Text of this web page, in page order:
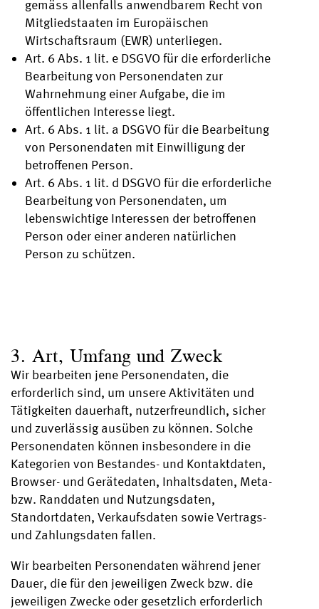
gemäss allenfalls anwendbarem Recht von
Mitgliedstaaten im Europäischen
Wirtschaftsraum (EWR) unterliegen.
Art. 6 Abs. 1 lit. e DSGVO für die erforderliche
Bearbeitung von Personendaten zur
Wahrnehmung einer Aufgabe, die im
öffentlichen Interesse liegt.
Art. 6 Abs. 1 lit. a DSGVO für die Bearbeitung
von Personendaten mit Einwilligung der
betroffenen Person.
Art. 6 Abs. 1 lit. d DSGVO für die erforderliche
Bearbeitung von Personendaten, um
lebenswichtige Interessen der betroffenen
Person oder einer anderen natürlichen
Person zu schützen.
3. Art, Umfang und Zweck
Wir bearbeiten jene Personendaten, die
erforderlich sind, um unsere Aktivitäten und
Tätigkeiten dauerhaft, nutzerfreundlich, sicher
und zuverlässig ausüben zu können. Solche
Personendaten können insbesondere in die
Kategorien von Bestandes- und Kontaktdaten,
Browser- und Gerätedaten, Inhaltsdaten, Meta-
bzw. Randdaten und Nutzungsdaten,
Standortdaten, Verkaufsdaten sowie Vertrags-
und Zahlungsdaten fallen.
Wir bearbeiten Personendaten während jener
Dauer, die für den jeweiligen Zweck bzw. die
jeweiligen Zwecke oder gesetzlich erforderlich